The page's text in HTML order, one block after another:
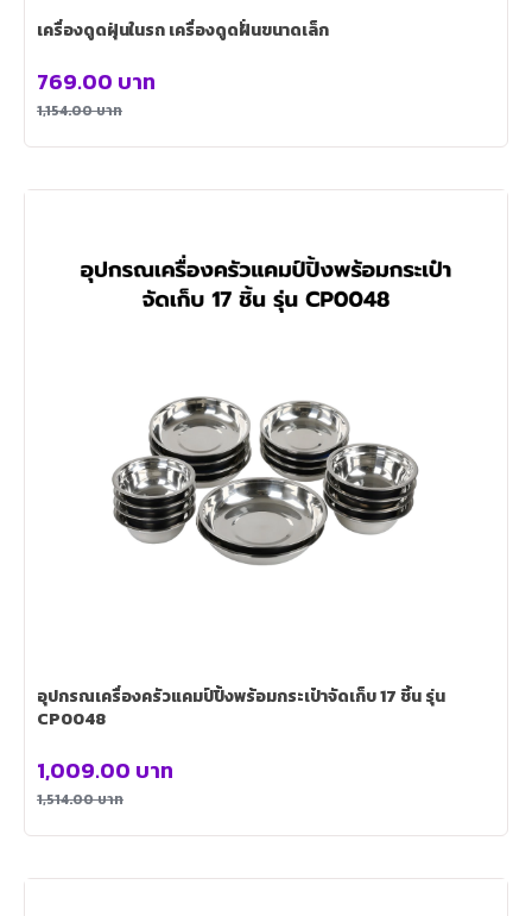
เครื่องดูดฝุ่นในรถ เครื่องดูดฝั่นขนาดเล็ก
1,154.00บาท
769.00 บาท
อุปกรณเครื่องครัวแคมป์ปิ้งพร้อมกระเป๋าจัดเก็บ 17 ชิ้น รุ่น
CP0048
1,514.00บาท
1,009.00 บาท